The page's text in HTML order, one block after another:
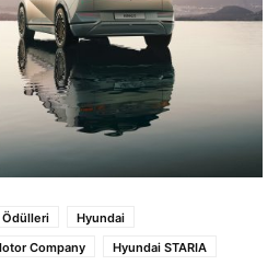
Ödülleri
Hyundai
Company
Hyundai STARIA